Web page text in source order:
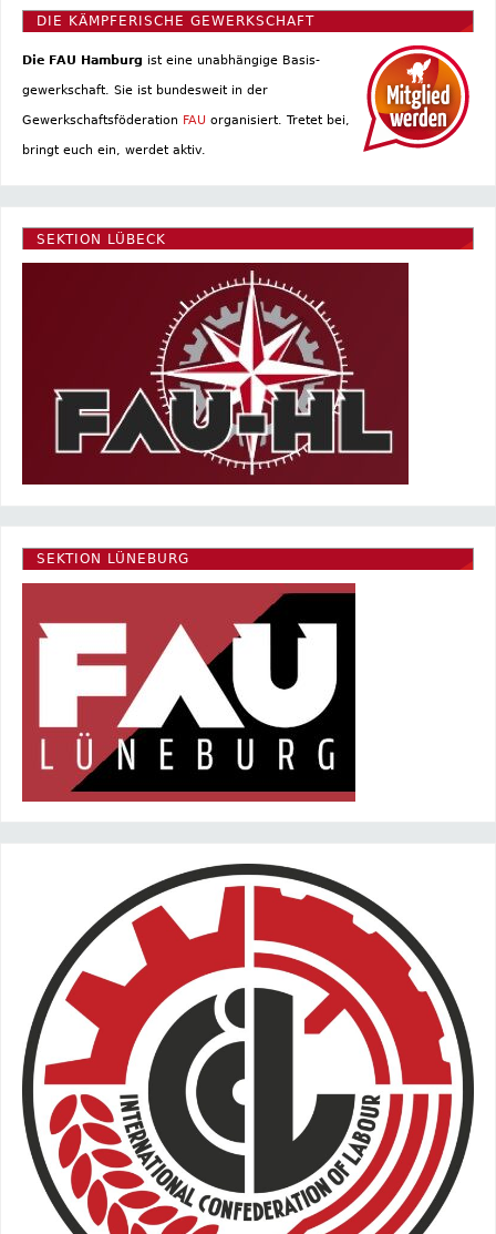
DIE KÄMPFERISCHE GEWERKSCHAFT
Die FAU Hamburg ist eine un­abhängige Basis­
gewerkschaft. Sie ist bundesweit in der
Gewerkschaftsföderation FAU organisiert. Tretet bei,
bringt euch ein, werdet aktiv.
SEKTION LÜBECK
SEKTION LÜNEBURG